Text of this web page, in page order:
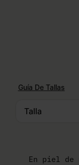
Guía De Tallas
En piel de